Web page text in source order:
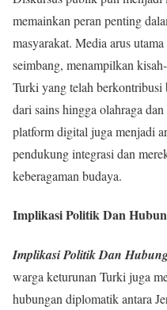
memainkan peran penting
masyarakat. Media arus
seimbang, menampilkan
Turki yang telah berkontribusi
dari sains hingga olahraga
platform digital juga menjadi
pendukung integrasi dan
keberagaman budaya.
Implikasi Politik Dan
Implikasi Politik Dan
warga keturunan Turki juga
hubungan diplomatik antara